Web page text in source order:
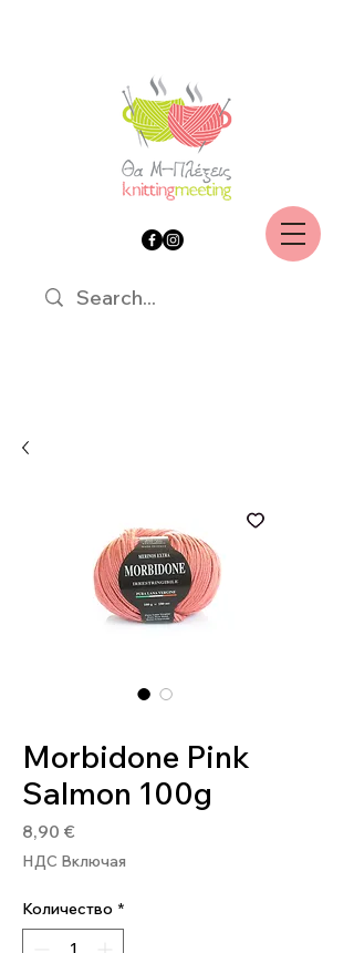
Morbidone Pink
Salmon 100g
8,90 €
НДС Включая
Количество *